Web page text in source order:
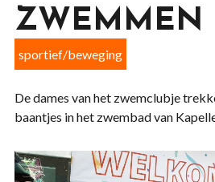
ZWEMMEN
sportief/beweging
De dames van het zwemclubje
baantjes in het zwembad van